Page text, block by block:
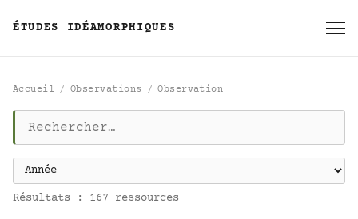
ÉTUDES IDÉAMORPHIQUES
Accueil Observations Observation
Observation
Résultats : 167 ressources